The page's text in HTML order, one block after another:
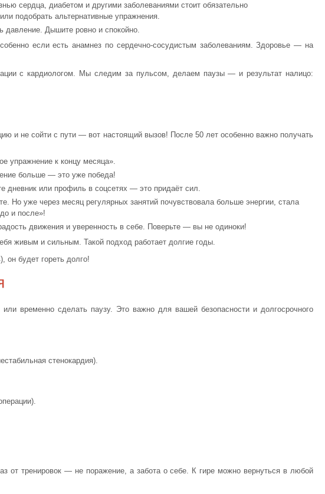
сердца, диабетом и другими заболеваниями стоит обязательно
подобрать альтернативные упражнения.
давление. Дышите ровно и спокойно.
если есть анамнез по сердечно-сосудистым заболеваниям. Здоровье — на
с кардиологом. Мы следим за пульсом, делаем паузы — и результат налицо:
и не сойти с пути — вот настоящий вызов! После 50 лет особенно важно получать
упражнение к концу месяца».
больше — это уже победа!
дневник или профиль в соцсетях — это придаёт сил.
Но уже через месяц регулярных занятий почувствовала больше энергии, стала
и после»!
движения и уверенность в себе. Поверьте — вы не одиноки!
живым и сильным. Такой подход работает долгие годы.
он будет гореть долго!
или временно сделать паузу. Это важно для вашей безопасности и долгосрочного
стенокардия).
от тренировок — не поражение, а забота о себе. К гире можно вернуться в любой